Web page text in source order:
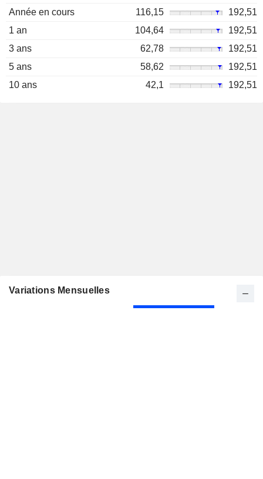
Année en cours
116,15
192,51
1 an
104,64
192,51
3 ans
62,78
192,51
5 ans
58,62
192,51
10 ans
42,1 192,51
Variations Mensuelles